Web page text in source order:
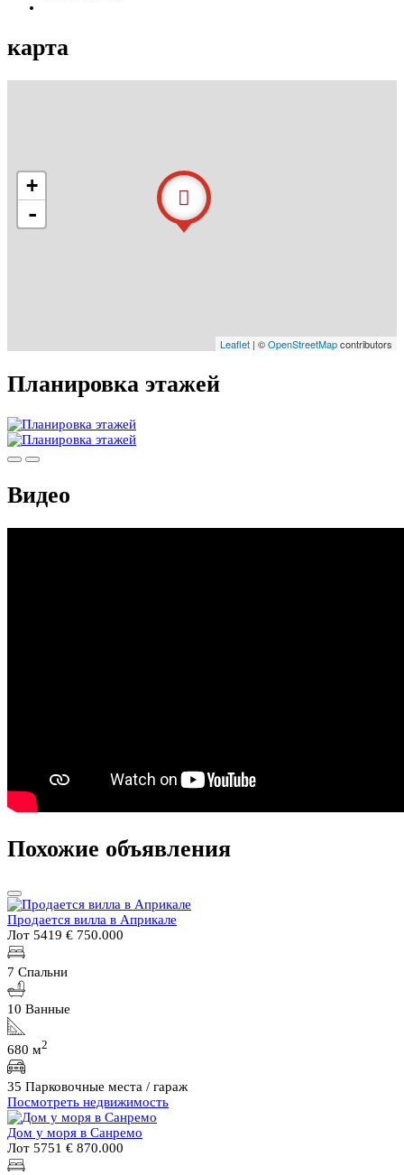
карта
+
-
Leaflet | ©OpenStreetMapcontributors
Планировка этажей
Видео
Похожие объявления
Продается вилла в Априкале
Лот 5419 € 750.000
7 Спальни
10 Ванные
680 м2
35 Парковочные места / гараж
Посмотреть недвижимость
Дом у моря в Санремо
Лот 5751 € 870.000